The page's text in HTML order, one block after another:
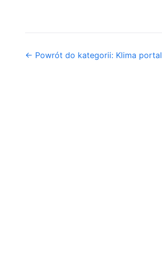
← Powrót do kategorii: Klima portal